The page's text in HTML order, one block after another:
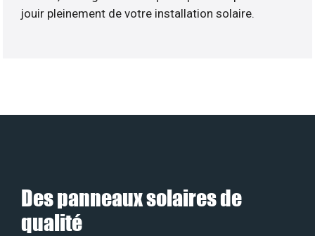
jouir pleinement de votre installation solaire.
Des panneaux solaires de
qualité